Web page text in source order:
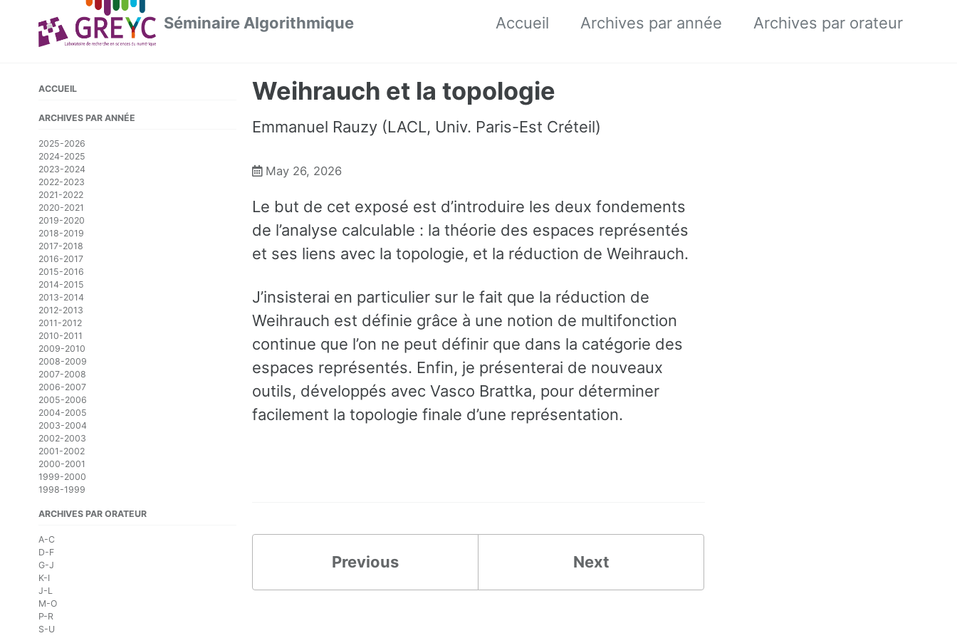
navigation
Séminaire Algorithmique Accueil Archives par année Archives par orateur
ACCUEIL
ARCHIVES PAR ANNÉE
2025-2026
2024-2025
2023-2024
2022-2023
2021-2022
2020-2021
2019-2020
2018-2019
2017-2018
2016-2017
2015-2016
2014-2015
2013-2014
2012-2013
2011-2012
2010-2011
2009-2010
2008-2009
2007-2008
2006-2007
2005-2006
2004-2005
2003-2004
2002-2003
2001-2002
2000-2001
1999-2000
1998-1999
ARCHIVES PAR ORATEUR
A-C
D-F
G-J
K-I
J-L
M-O
P-R
S-U
Weihrauch et la topologie
Emmanuel Rauzy (LACL, Univ. Paris-Est Créteil)
May 26, 2026
Le but de cet exposé est d’introduire les deux fondements
de l’analyse calculable : la théorie des espaces représentés
et ses liens avec la topologie, et la réduction de Weihrauch.
J’insisterai en particulier sur le fait que la réduction de
Weihrauch est définie grâce à une notion de multifonction
continue que l’on ne peut définir que dans la catégorie des
espaces représentés. Enfin, je présenterai de nouveaux
outils, développés avec Vasco Brattka, pour déterminer
facilement la topologie finale d’une représentation.
Previous Next